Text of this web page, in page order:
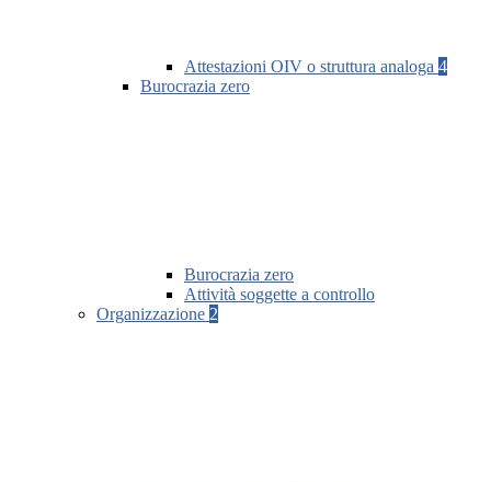
Attestazioni OIV o struttura analoga 4
Burocrazia zero
Burocrazia zero
Attività soggette a controllo
Organizzazione 2